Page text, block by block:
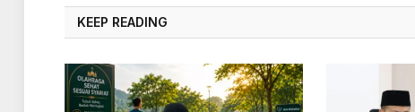
KEEP READING